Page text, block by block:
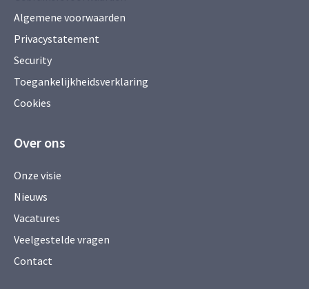
Algemene voorwaarden
Privacystatement
Security
Toegankelijkheidsverklaring
Cookies
Over ons
Onze visie
Nieuws
Vacatures
Veelgestelde vragen
Contact